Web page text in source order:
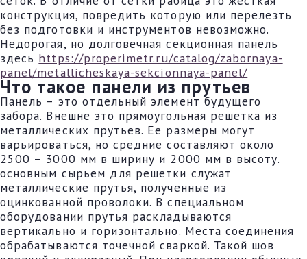
конструкция, повредить которую или перелезть
без подготовки и инструментов невозможно.
Недорогая, но долговечная секционная панель
здесь https://properimetr.ru/catalog/zabornaya-
panel/metallicheskaya-sekcionnaya-panel/
Что такое панели из прутьев
Панель – это отдельный элемент будущего
забора. Внешне это прямоугольная решетка из
металлических прутьев. Ее размеры могут
варьироваться, но средние составляют около
2500 – 3000 мм в ширину и 2000 мм в высоту.
основным сырьем для решетки служат
металлические прутья, полученные из
оцинкованной проволоки. В специальном
оборудовании прутья раскладываются
вертикально и горизонтально. Места соединения
обрабатываются точечной сваркой. Такой шов